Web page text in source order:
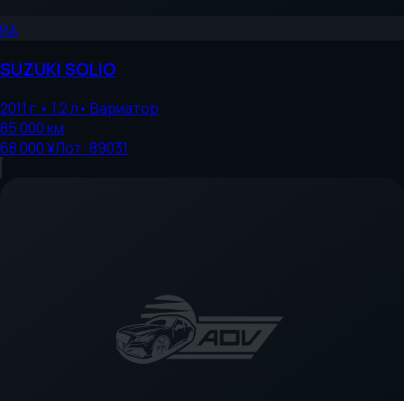
RA
SUZUKISOLIO
2011 г.• 1.2л• Вариатор
85 000км
68 000 ¥Лот: 89031